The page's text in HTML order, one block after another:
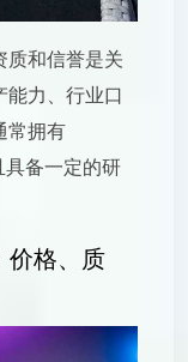
质和信誉是关
力、行业口
常拥有
备一定的研
价格、质